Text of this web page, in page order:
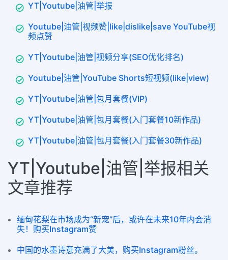
YT|Youtube|油管|举报
Youtube|油管|视频赞|like|dislike|save YouTube视
频点赞
YT|Youtube|油管|视频分享(SEO优化排名)
Youtube|油管|YouTube Shorts短视频(like|view)
YT|Youtube|油管|包月套餐(VIP)
YT|Youtube|油管|包月套餐(入门套餐10新作品)
YT|Youtube|油管|包月套餐(入门套餐30新作品)
YT|Youtube|油管|举报相关
文章推荐
缅甸花梨在市场成为“新宠”后，或许在未来10年内会消
失！购买Instagram赞
中国的水墨诗意充满了大美，购买Instagram粉丝。